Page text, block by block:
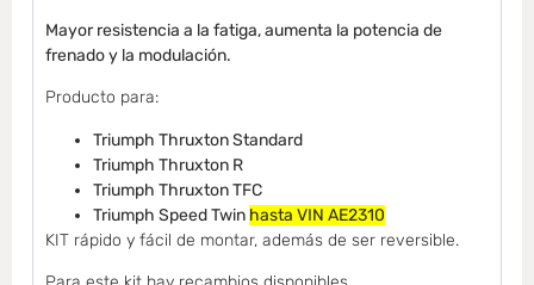
Mayor resistencia a la fatiga, aumenta la potencia de
frenado y la modulación.
Producto para:
Triumph Thruxton Standard
Triumph Thruxton R
Triumph Thruxton TFC
Triumph Speed Twin hasta VIN AE2310
KIT rápido y fácil de montar, además de ser reversible.